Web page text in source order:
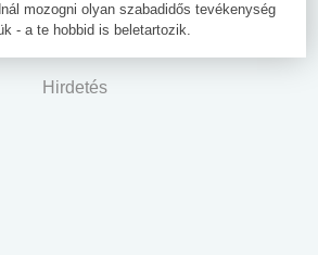
mozogni olyan szabadidős tevékenység
- a te hobbid is beletartozik.
Hirdetés